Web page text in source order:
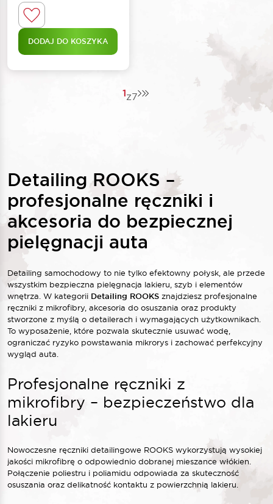
DODAJ DO KOSZYKA
1z7
Detailing ROOKS –
profesjonalne ręczniki i
akcesoria do bezpiecznej
pielęgnacji auta
Detailing samochodowy to nie tylko efektowny połysk, ale przede
wszystkim bezpieczna pielęgnacja lakieru, szyb i elementów
wnętrza. W kategorii Detailing ROOKS znajdziesz profesjonalne
ręczniki z mikrofibry, akcesoria do osuszania oraz produkty
stworzone z myślą o detailerach i wymagających użytkownikach.
To wyposażenie, które pozwala skutecznie usuwać wodę,
ograniczać ryzyko powstawania mikrorys i zachować perfekcyjny
wygląd auta.
Profesjonalne ręczniki z
mikrofibry – bezpieczeństwo dla
lakieru
Nowoczesne ręczniki detailingowe ROOKS wykorzystują wysokiej
jakości mikrofibrę o odpowiednio dobranej mieszance włókien.
Połączenie poliestru i poliamidu odpowiada za skuteczność
osuszania oraz delikatność kontaktu z powierzchnią lakieru.